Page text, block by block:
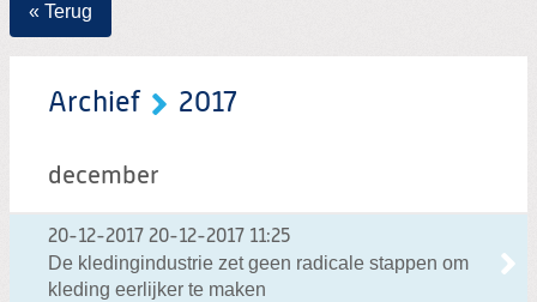
« Terug
Archief 2017
december
20-12-2017 20-12-2017 11:25
De kledingindustrie zet geen radicale stappen om
kleding eerlijker te maken